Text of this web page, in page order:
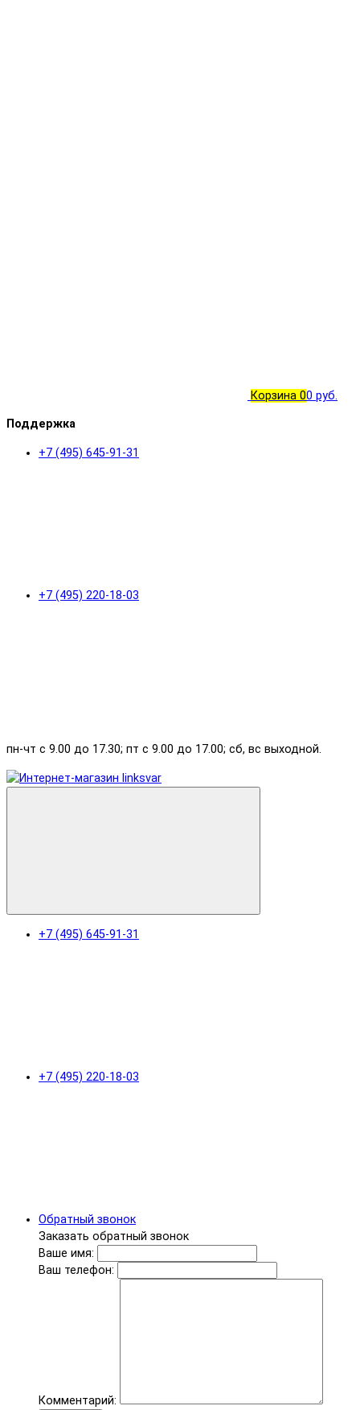
Корзина 00 руб.
Поддержка
+7 (495) 645-91-31
+7 (495) 220-18-03
пн-чт с 9.00 до 17.30; пт с 9.00 до 17.00; сб, вс выходной.
+7 (495) 645-91-31
+7 (495) 220-18-03
Обратный звонок
Заказать обратный звонок
Ваше имя:
Ваш телефон:
Комментарий: